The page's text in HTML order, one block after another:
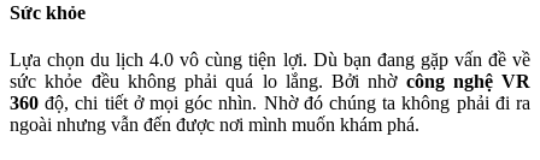
Sức khỏe
Lựa chọn du lịch 4.0 vô cùng tiện lợi. Dù bạn đang gặp vấn đề về
sức khỏe đều không phải quá lo lắng. Bởi nhờcông nghệ VR
360 độ, chi tiết ở mọi góc nhìn. Nhờ đó chúng ta không phải đi ra
ngoài nhưng vẫn đến được nơi mình muốn khám phá.